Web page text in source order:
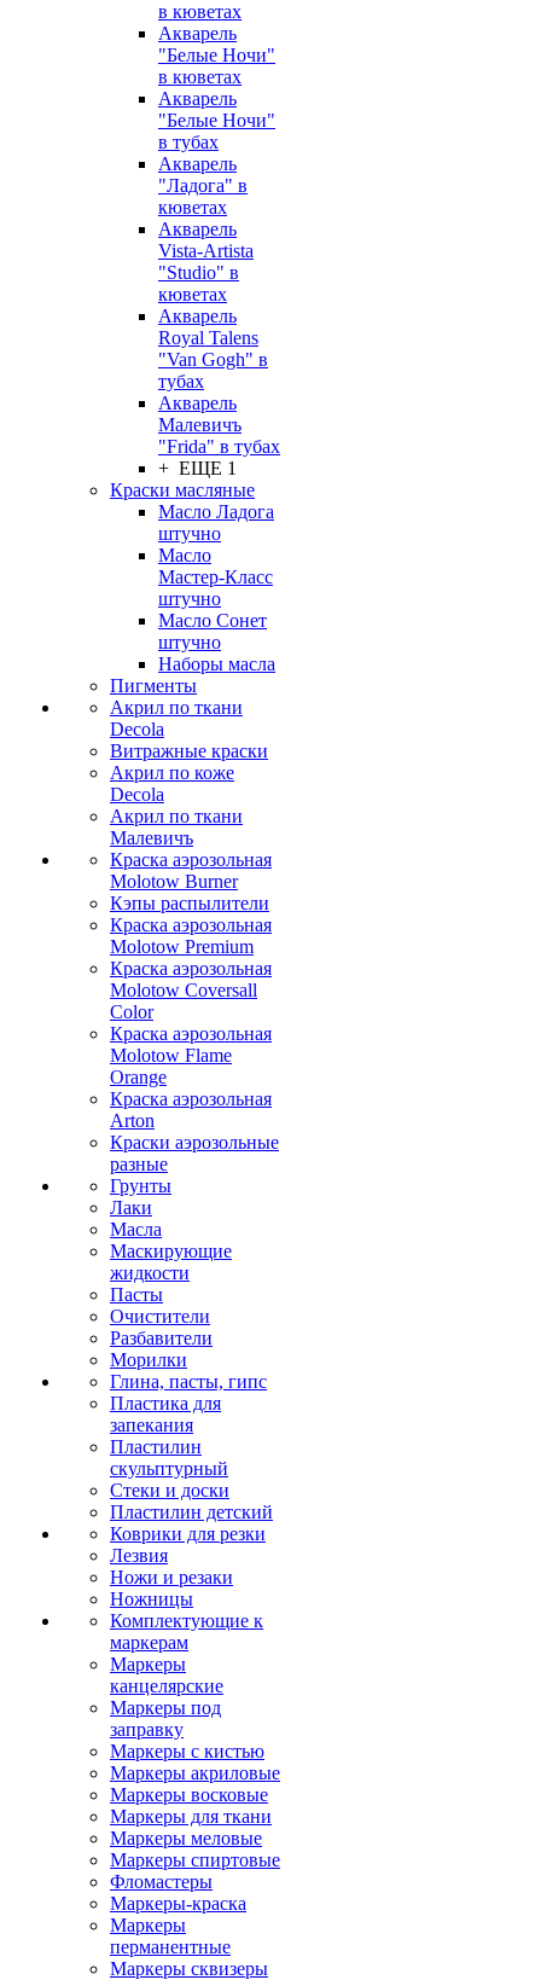
в кюветах
Акварель
"Белые Ночи"
в кюветах
Акварель
"Белые Ночи"
в тубах
Акварель
"Ладога" в
кюветах
Акварель
Vista-Artista
"Studio" в
кюветах
Акварель
Royal Talens
"Van Gogh" в
тубах
Акварель
Малевичъ
"Frida" в тубах
+ ЕЩЕ 1
Краски масляные
Масло Ладога
штучно
Масло
Мастер-Класс
штучно
Масло Сонет
штучно
Наборы масла
Пигменты
Акрил по ткани
Decola
Витражные краски
Акрил по коже
Decola
Акрил по ткани
Малевичъ
Краска аэрозольная
Molotow Burner
Кэпы распылители
Краска аэрозольная
Molotow Premium
Краска аэрозольная
Molotow Coversall
Color
Краска аэрозольная
Molotow Flame
Orange
Краска аэрозольная
Arton
Краски аэрозольные
разные
Грунты
Лаки
Масла
Маскирующие
жидкости
Пасты
Очистители
Разбавители
Морилки
Глина, пасты, гипс
Пластика для
запекания
Пластилин
скульптурный
Стеки и доски
Пластилин детский
Коврики для резки
Лезвия
Ножи и резаки
Ножницы
Комплектующие к
маркерам
Маркеры
канцелярские
Маркеры под
заправку
Маркеры с кистью
Маркеры акриловые
Маркеры восковые
Маркеры для ткани
Маркеры меловые
Маркеры спиртовые
Фломастеры
Маркеры-краска
Маркеры
перманентные
Маркеры сквизеры